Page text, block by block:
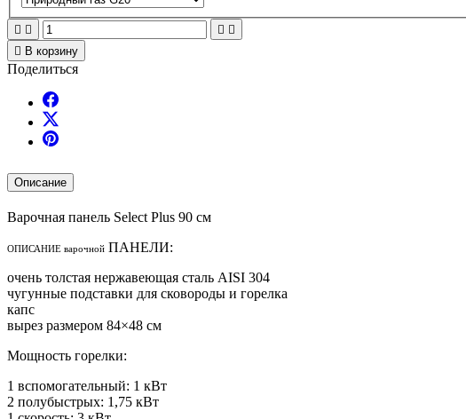
   
 В корзину
Поделиться
Описание
Варочная панель Select Plus 90 см
ОПИСАНИЕ варочной ПАНЕЛИ:
очень толстая нержавеющая сталь AISI 304
чугунные подставки для сковороды и горелка
капс
вырез размером 84×48 см
Мощность горелки:
1 вспомогательный: 1 кВт
2 полубыстрых: 1,75 кВт